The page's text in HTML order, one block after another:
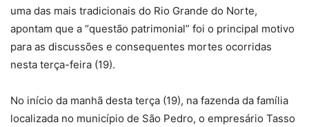
uma das mais tradicionais do Rio Grande do Norte,
apontam que a “questão patrimonial” foi o principal motivo
para as discussões e consequentes mortes ocorridas
nesta terça-feira (19).
No início da manhã desta terça (19), na fazenda da família
localizada no município de São Pedro, o empresário Tasso